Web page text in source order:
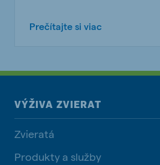
Prečítajte si viac
VÝŽIVA ZVIERAT
Zvieratá
Produkty a služby